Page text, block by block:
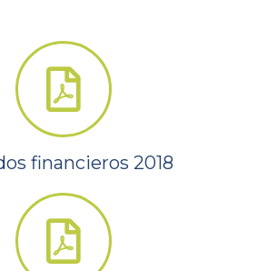
financieros 2018